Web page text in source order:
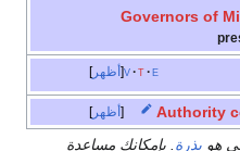
Governors of
أظهر v t e
أظهر
Authority
بذرة . بإمكانك مساعدة